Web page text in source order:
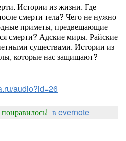
Истории из жизни. Где
смерти тела? Чего не нужно
приметы, предвещающие
смерти? Адские миры. Райские
существами. Истории из
которые нас защищают?
audio?id=26
понравилось! в evernote